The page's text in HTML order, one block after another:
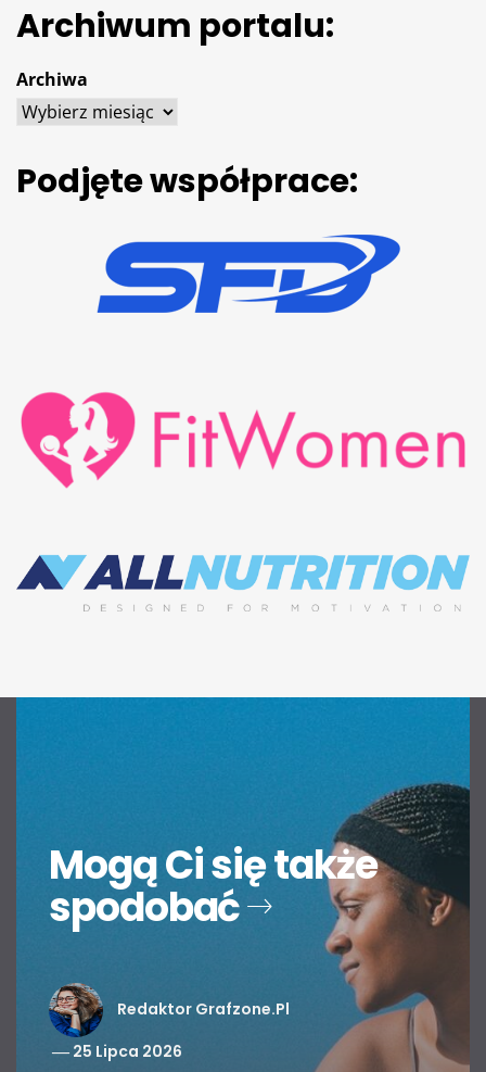
Archiwum portalu:
Archiwa
Podjęte współprace:
Mogą Ci się także
spodobać
Redaktor Grafzone.pl
25 Lipca 2026